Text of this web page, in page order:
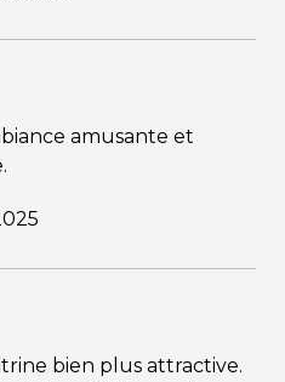
amusante et
bien plus attractive.